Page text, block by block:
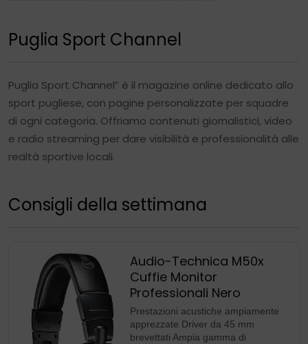
Puglia Sport Channel
Puglia Sport Channel” è il magazine online dedicato allo
sport pugliese, con pagine personalizzate per squadre
di ogni categoria. Offriamo contenuti giornalistici, video
e radio streaming per dare visibilità e professionalità alle
realtà sportive locali.
Consigli della settimana
Audio-Technica M50x
Cuffie Monitor
Professionali Nero
Prestazioni acustiche ampiamente
apprezzate Driver da 45 mm
brevettati Ampia gamma di